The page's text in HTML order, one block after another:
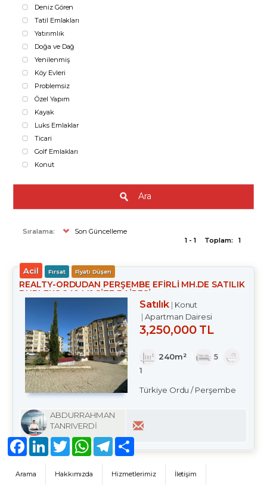
Deniz Gören
Tatil Emlakları
Yatırımlık
Doğa ve Dağ
Yenilenmiş
Köy Evleri
Problemsiz
Özel Yapım
Kayak
Luks Emlaklar
Ticari
Golf Emlakları
Konut
Ara
Sıralama:
Son Güncelleme
1 - 1
Toplam: 1
Acil Fırsat Fiyatı Düşen
REALTY-ORDUDAN PERŞEMBE EFİRLİ MH.DE SATILIK
DUBLEKS 240 M² SİTE DAİRESİ
Satılık
Konut
Apartman Dairesi
3,250,000 TL
240m²
5
1
Türkiye Ordu / Perşembe
ABDURRAHMAN
TANRIVERDİ
Arama Hakkımızda Hizmetlerimiz İletişim
FacebookLinkedInTwitter WhatsAppTelegram